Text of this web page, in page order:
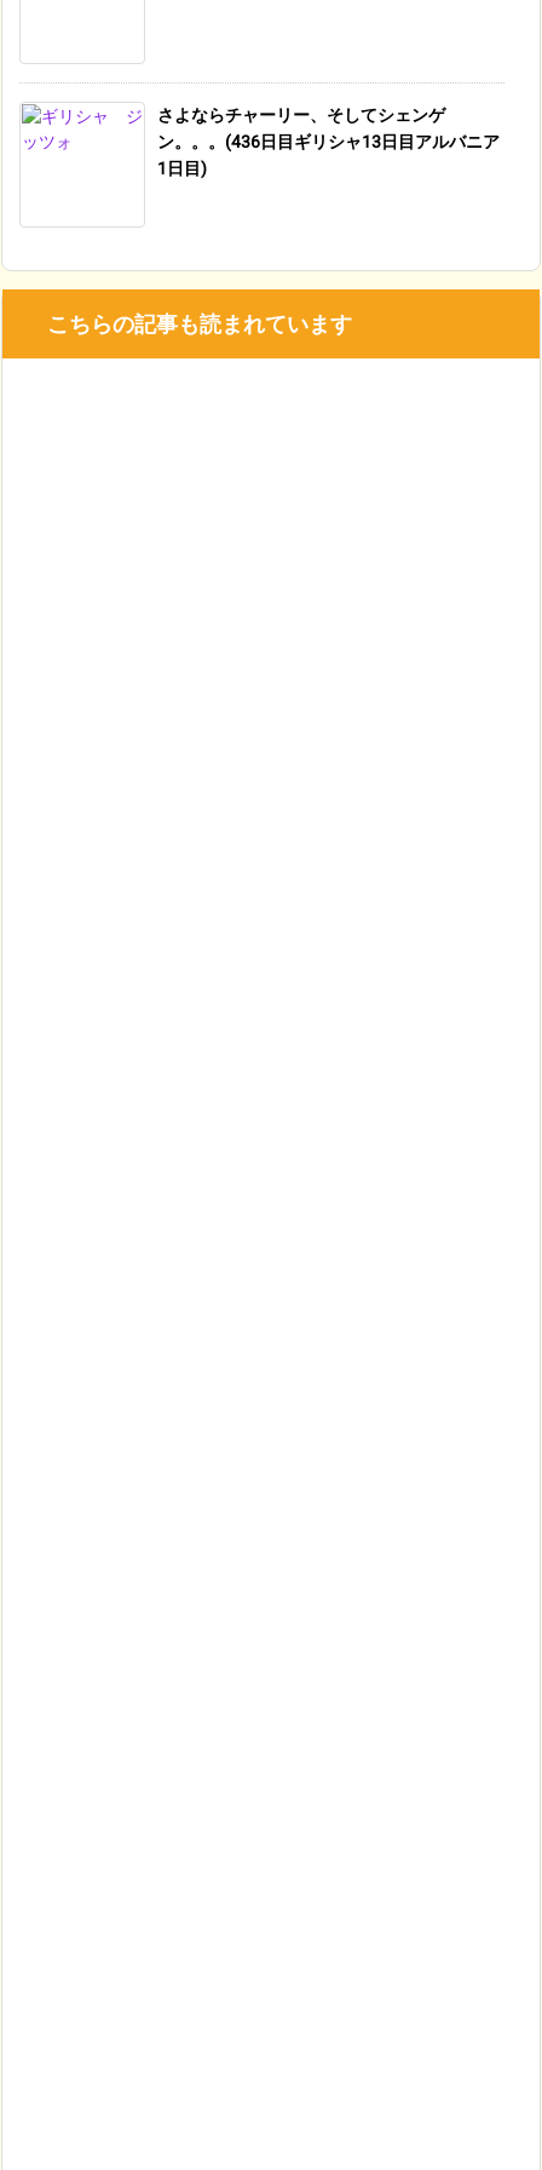
さよならチャーリー、そしてシェンゲ
ン。。。(436日目ギリシャ13日目アルバニア
1日目)
こちらの記事も読まれています